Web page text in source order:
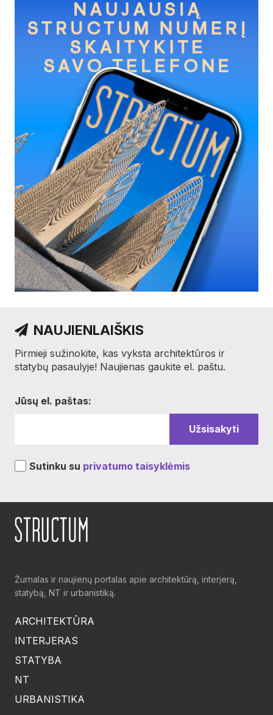
NAUJIENLAIŠKIS
Pirmieji sužinokite, kas vyksta architektūros ir
statybų pasaulyje! Naujienas gaukite el. paštu.
Jūsų el. paštas:
Sutinku su privatumo taisyklėmis
Žurnalas ir naujienų portalas apie architektūrą, interjerą,
statybą, NT ir urbanistiką.
ARCHITEKTŪRA
INTERJERAS
STATYBA
NT
URBANISTIKA